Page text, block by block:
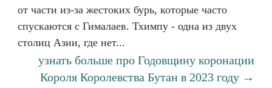
от части из-за жестоких бурь, которые часто
спускаются с Гималаев. Тхимпу - одна из двух
столиц Азии, где нет...
узнать больше про Годовщину коронации
Короля Королевства Бутан в 2023 году →